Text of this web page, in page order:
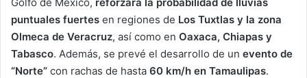
puntuales fuertes en regiones de Los Tuxtlas y la zona
Olmeca de Veracruz, así como en Oaxaca, Chiapas y
Tabasco. Además, se prevé el desarrollo de un evento de
“Norte” con rachas de hasta 60 km/h en Tamaulipas.